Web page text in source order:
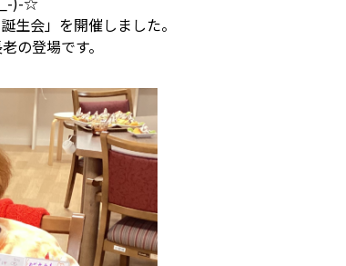
生会」を開催しました。
の登場です。